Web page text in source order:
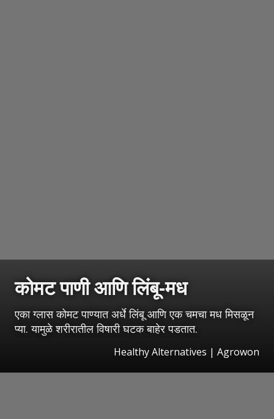
कोमट पाणी आणि लिंबू-मध
एका ग्लास कोमट पाण्यात अर्धे लिंबू आणि एक चमचा मध मिसळून
प्या. यामुळे शरीरातील विषारी घटक बाहेर पडतात.
Healthy Alternatives | Agrowon